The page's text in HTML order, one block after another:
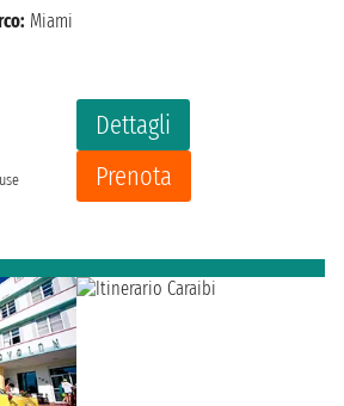
Dettagli
Prenota
Miami